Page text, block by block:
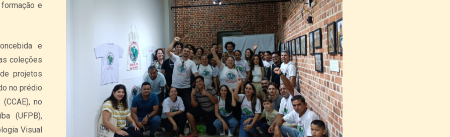
e
e
coleções
projetos
no prédio
no
(UFPB),
Visual